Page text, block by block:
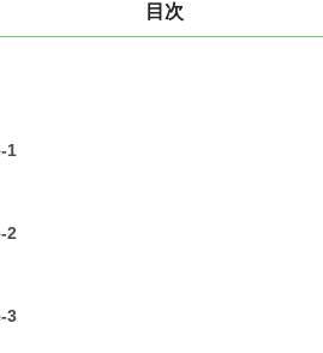
目次
1
2
3